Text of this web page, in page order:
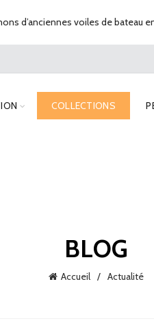
COLLECTIONS
BLOG
Accueil Actualité
d’anciennes voiles de bateau